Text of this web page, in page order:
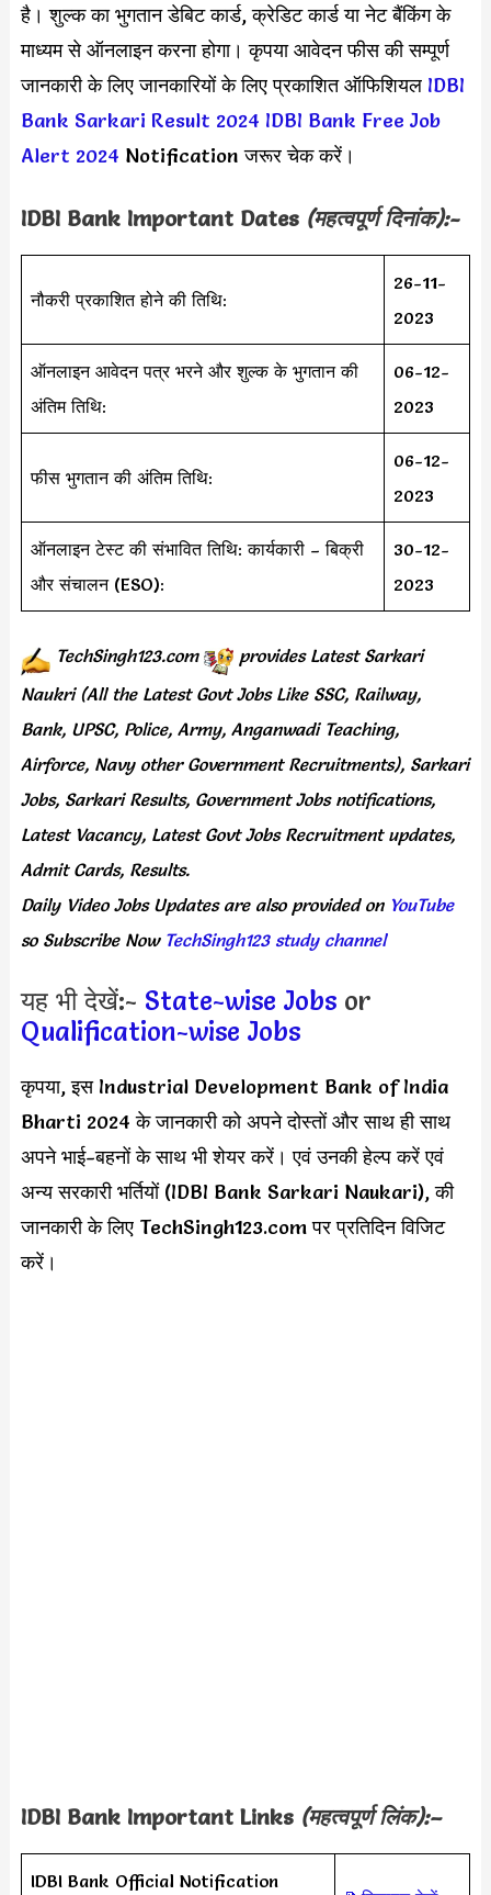
है। शुल्क का भुगतान डेबिट कार्ड, क्रेडिट कार्ड या नेट बैंकिंग के
माध्यम से ऑनलाइन करना होगा। कृपया आवेदन फीस की सम्पूर्ण
जानकारी के लिए जानकारियों के लिए प्रकाशित ऑफिशियल IDBI
Bank Sarkari Result 2024 IDBI Bank Free Job
Alert 2024 Notification जरूर चेक करें।
IDBI Bank Important Dates (महत्वपूर्ण दिनांक):-
नौकरी प्रकाशित होने की तिथि:
26-11-
2023
ऑनलाइन आवेदन पत्र भरने और शुल्क के भुगतान की
अंतिम तिथि:
06-12-
2023
फीस भुगतान की अंतिम तिथि:
06-12-
2023
ऑनलाइन टेस्ट की संभावित तिथि: कार्यकारी – बिक्री
और संचालन (ESO):
30-12-
2023
TechSingh123.com provides Latest Sarkari
Naukri (All the Latest Govt Jobs Like SSC, Railway,
Bank, UPSC, Police, Army, Anganwadi Teaching,
Airforce, Navy other Government Recruitments), Sarkari
Jobs, Sarkari Results, Government Jobs notifications,
Latest Vacancy, Latest Govt Jobs Recruitment updates,
Admit Cards, Results.
Daily Video Jobs Updates are also provided onYouTube
so Subscribe Now TechSingh123 study channel
यह भी देखें:- State-wise Jobs or
Qualification-wise Jobs
कृपया, इस Industrial Development Bank of India
Bharti 2024 के जानकारी को अपने दोस्तों और साथ ही साथ
अपने भाई-बहनों के साथ भी शेयर करें। एवं उनकी हेल्प करें एवं
अन्य सरकारी भर्तियों (IDBI Bank Sarkari Naukari), की
जानकारी के लिए TechSingh123.com पर प्रतिदिन विजिट
करें।
IDBI Bank Important Links (महत्वपूर्ण लिंक):–
IDBI Bank Official Notification